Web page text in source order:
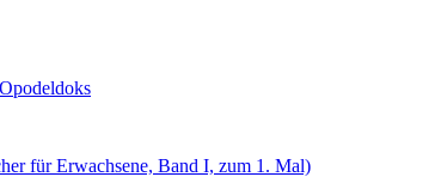
für Erwachsene, Band I, zum 1. Mal)